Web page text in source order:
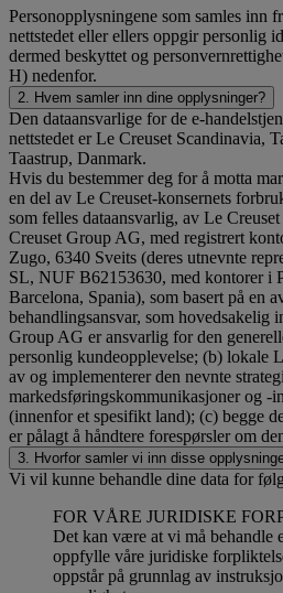
Personopplysningene som samles inn
nettstedet eller ellers oppgir personlig
dermed beskyttet og
H) nedenfor.
2. Hvem samler inn dine opplysninger?
Den dataansvarlige for de e-
nettstedet er Le Creuset Scandinavia,
Taastrup, Danmark.
Hvis du bestemmer deg for å motta
en del av Le Creuset-konsernets
som felles dataansvarlig, av Le
Creuset Group AG, med registrert
Zugo, 6340 Sveits (deres utnevnte
SL, NUF B62153630, med kontorer i
Barcelona, Spania), som basert på en
behandlingsansvar, som hovedsakelig
Group AG er ansvarlig for den
personlig kundeopplevelse; (b) lokale
av og implementerer den nevnte
markedsføringskommunikasjoner og -
(innenfor et spesifikt land); (c) begge
er pålagt å håndtere forespørsler om
3. Hvorfor samler vi inn disse
Vi vil kunne behandle dine data for
FOR VÅRE JURIDISKE
Det kan være at vi må behandle
oppfylle våre juridiske
oppstår på grunnlag av